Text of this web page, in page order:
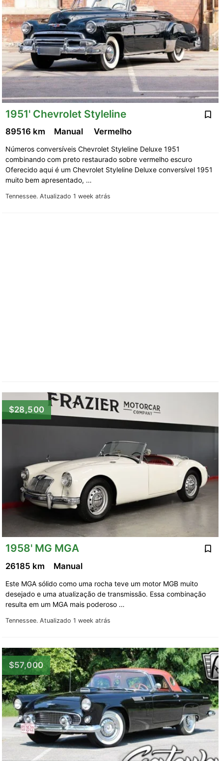
1951' Chevrolet Styleline
Tennessee. Atualizado 1 week atrás
89516 km Manual Vermelho
Números conversíveis Chevrolet Styleline Deluxe 1951
combinando com preto restaurado sobre vermelho escuro
Oferecido aqui é um Chevrolet Styleline Deluxe conversível 1951
muito bem apresentado, …
$28,500
1958' MG MGA
Tennessee. Atualizado 1 week atrás
26185 km Manual
Este MGA sólido como uma rocha teve um motor MGB muito
desejado e uma atualização de transmissão. Essa combinação
resulta em um MGA mais poderoso …
$57,000